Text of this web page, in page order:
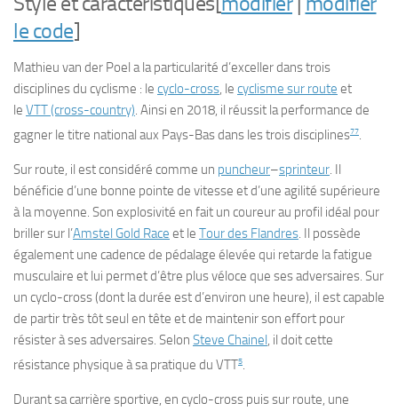
le code]
Mathieu van der Poel a la particularité d’exceller dans trois
disciplines du cyclisme : le cyclo-cross, le cyclisme sur route et
le VTT (cross-country). Ainsi en 2018, il réussit la performance de
gagner le titre national aux Pays-Bas dans les trois disciplines77.
Sur route, il est considéré comme un puncheur–sprinteur. Il
bénéficie d’une bonne pointe de vitesse et d’une agilité supérieure
à la moyenne. Son explosivité en fait un coureur au profil idéal pour
briller sur l’Amstel Gold Race et le Tour des Flandres. Il possède
également une cadence de pédalage élevée qui retarde la fatigue
musculaire et lui permet d’être plus véloce que ses adversaires. Sur
un cyclo-cross (dont la durée est d’environ une heure), il est capable
de partir très tôt seul en tête et de maintenir son effort pour
résister à ses adversaires. Selon Steve Chainel, il doit cette
résistance physique à sa pratique du VTT5.
Durant sa carrière sportive, en cyclo-cross puis sur route, une